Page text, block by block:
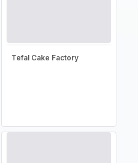
Tefal Cake Factory